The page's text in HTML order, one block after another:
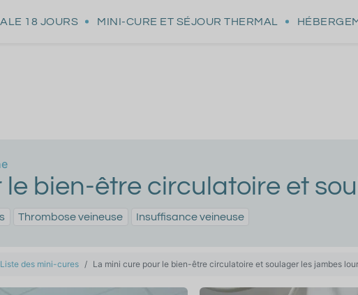
18 JOURS MINI-CURE ET SÉJOUR THERMAL
bien-être circulatoire et
Thrombose veineuse Insuffisance veineuse
Liste des mini-cures La mini cure pour le bien-être circulatoire et soulager les jambes